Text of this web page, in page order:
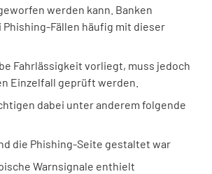
werden kann. Banken
Fällen häufig mit dieser
Fahrlässigkeit vorliegt, muss jedoch
Einzelfall geprüft werden.
dabei unter anderem folgende
die Phishing-Seite gestaltet war
Warnsignale enthielt